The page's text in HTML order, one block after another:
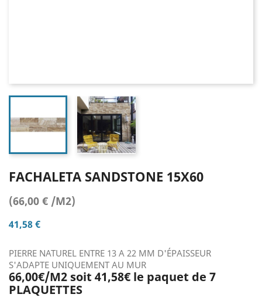
FACHALETA SANDSTONE 15X60
(66,00 € /M2)
41,58 €
PIERRE NATUREL ENTRE 13 A 22 MM D'ÉPAISSEUR
S'ADAPTE UNIQUEMENT AU MUR
66,00€/M2 soit 41,58€ le paquet de 7
PLAQUETTES